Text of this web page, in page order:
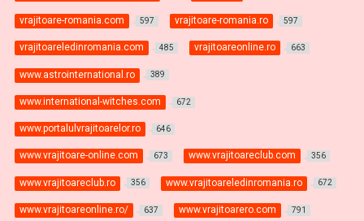
vrajitoare-romania.com 597 vrajitoare-romania.ro 597
vrajitoareledinromania.com 485 vrajitoareonline.ro 663
www.astrointernational.ro 389
www.international-witches.com 672
www.portalulvrajitoarelor.ro 646
www.vrajitoare-online.com 673 www.vrajitoareclub.com 356
www.vrajitoareclub.ro 356 www.vrajitoareledinromania.ro 672
www.vrajitoareonline.ro/ 637 www.vrajitoarero.com 791